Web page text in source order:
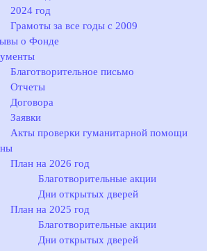
2024 год
Грамоты за все годы с 2009
о Фонде
Благотворительное письмо
Отчеты
Договора
Заявки
Акты проверки гуманитарной помощи
План на 2026 год
Благотворительные акции
Дни открытых дверей
План на 2025 год
Благотворительные акции
Дни открытых дверей